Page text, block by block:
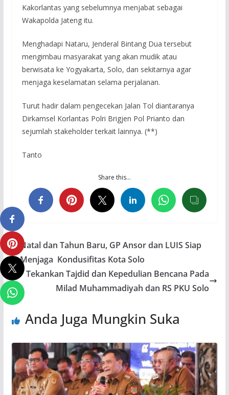
Kakorlantas yang sebelumnya menjabat sebagai
Wakapolda Jateng itu.
Menghadapi Nataru, Jenderal Bintang Dua tersebut
mengimbau masyarakat yang akan mudik atau
berwisata ke Yogyakarta, Solo, dan sekitarnya agar
menjaga keselamatan selama perjalanan.
Turut hadir dalam pengecekan Jalan Tol diantaranya
Dirkamsel Korlantas Polri Brigjen Pol Prianto dan
sejumlah stakeholder terkait lainnya. (**)
Tanto
Share this…
Natal dan Tahun Baru, GP Ansor dan LUIS Siap
Menjaga Kondusifitas Kota Solo
Tekankan Tajdid dan Kepedulian Bencana Pada
Milad Muhammadiyah dan RS PKU Solo
Anda Juga Mungkin Suka